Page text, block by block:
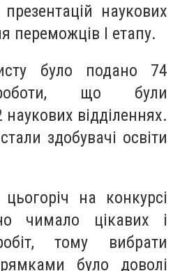
наукових
переможців І етапу.
було подано 74
роботи, що були
наукових відділеннях.
здобувачі освіти
на конкурсі
чимало цікавих і
тому вибрати
було доволі